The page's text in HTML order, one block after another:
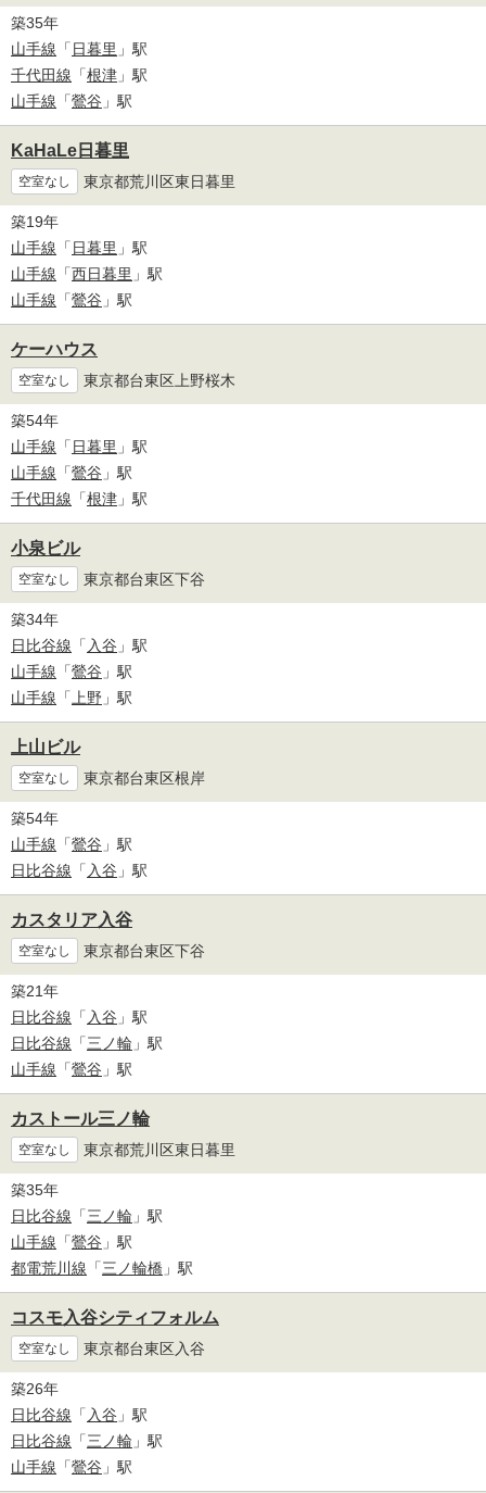
築35年
山手線 「 日暮里 」駅
千代田線 「根津 」駅
山手線 「鶯谷 」駅
KaHaLe日暮里
空室なし 東京都荒川区東日暮里
築19年
山手線 「 日暮里 」駅
山手線 「西日暮里 」駅
山手線 「鶯谷 」駅
ケーハウス
空室なし 東京都台東区上野桜木
築54年
山手線 「 日暮里 」駅
山手線 「鶯谷 」駅
千代田線 「根津 」駅
小泉ビル
空室なし 東京都台東区下谷
築34年
日比谷線 「 入谷 」駅
山手線 「鶯谷 」駅
山手線 「 上野 」駅
上山ビル
空室なし 東京都台東区根岸
築54年
山手線 「鶯谷 」駅
日比谷線 「 入谷 」駅
カスタリア入谷
空室なし 東京都台東区下谷
築21年
日比谷線 「 入谷 」駅
日比谷線 「三ノ輪 」駅
山手線 「鶯谷 」駅
カストール三ノ輪
空室なし 東京都荒川区東日暮里
築35年
日比谷線 「三ノ輪 」駅
山手線 「鶯谷 」駅
都電荒川線 「三ノ輪橋 」駅
コスモ入谷シティフォルム
空室なし 東京都台東区入谷
築26年
日比谷線 「 入谷 」駅
日比谷線 「三ノ輪 」駅
山手線 「鶯谷 」駅